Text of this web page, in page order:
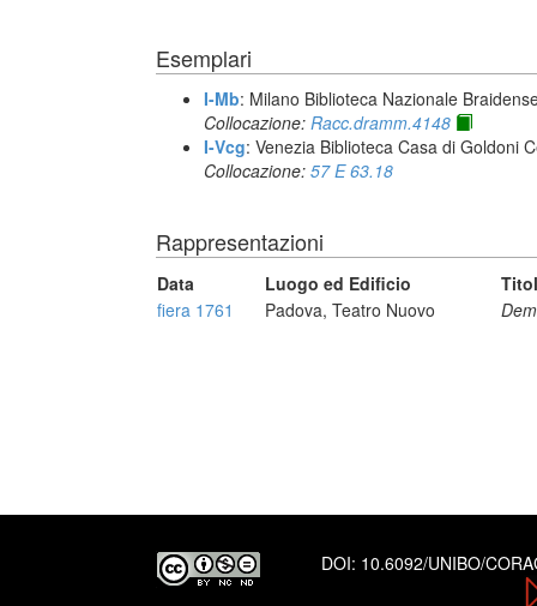
Esemplari
I-Mb: Milano Biblioteca Nazionale
Collocazione: Racc.dramm.4148
I-Vcg: Venezia Biblioteca Casa di Goldoni
Collocazione: 57 E 63.18
Rappresentazioni
Data Luogo ed Edificio
fiera 1761
Padova, Teatro Nuovo
DOI: 10.6092/UNIBO/